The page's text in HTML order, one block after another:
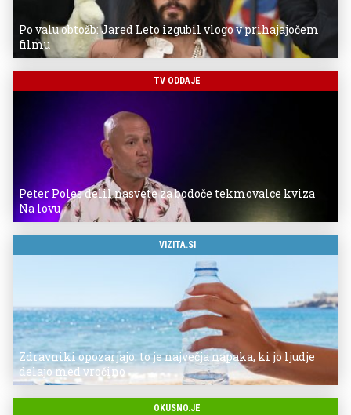
Po valu obtožb: Jared Leto izgubil vlogo v prihajajočem
filmu
TV ODDAJE
Peter Poles delil nasvete za bodoče tekmovalce kviza
Na lovu
VIZITA.SI
Zdravniki opozarjajo: to je največja napaka, ki jo ljudje
delajo med vročino
OKUSNO.JE